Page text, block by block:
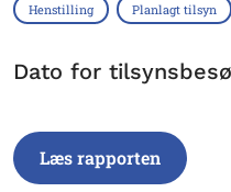
Henstilling Planlagt tilsyn
Dato for
Læs rapporten